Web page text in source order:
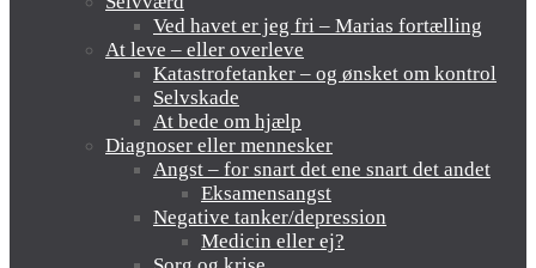
Ved havet er jeg fri – Marias fortælling
At leve – eller overleve
Katastrofetanker – og ønsket om kontrol
Selvskade
At bede om hjælp
Diagnoser eller mennesker
Angst – for snart det ene snart det andet
Eksamensangst
Negative tanker/depression
Medicin eller ej?